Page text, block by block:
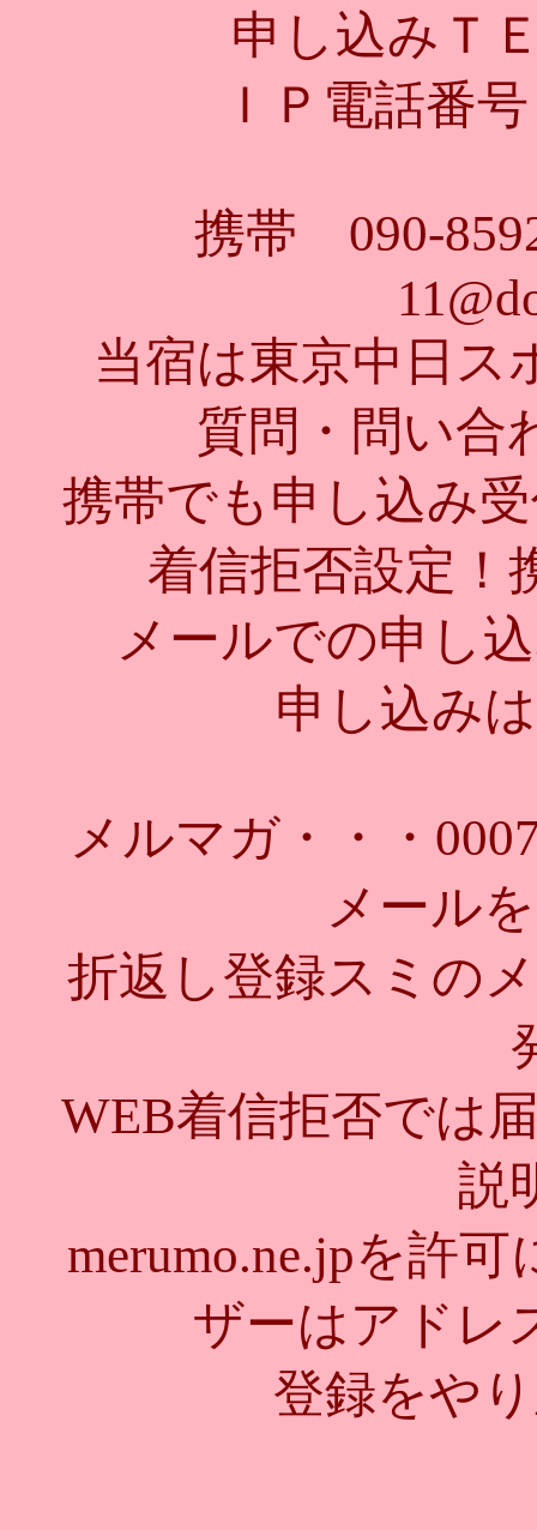
申し込みＴ
ＩＰ電話番
携帯 090-
当宿は東京中日ス
質問・問い合
携帯でも申し込み
着信拒否設定！
メールでの申し
申し込み
メルマガ・・・
メール
折返し登録スミの
WEB着信拒否では
説
merumo.ne.jpを許
ザーはアドレ
登録をや